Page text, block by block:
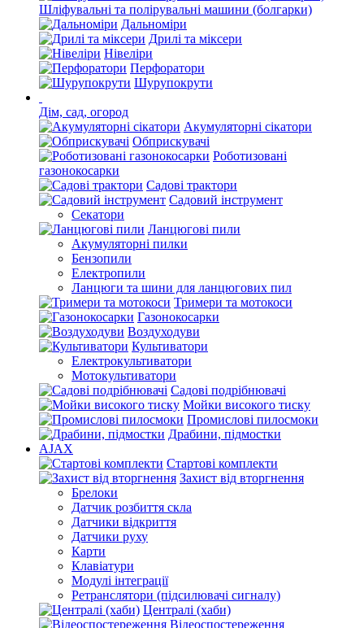
Шліфувальні та полірувальні машини (болгарки)
Дальноміри
Дрилі та міксери
Нівеліри
Перфоратори
Шурупокрути
Дім, сад, огород
Акумуляторні сікатори
Обприскувачі
Роботизовані
газонокосарки
Садові трактори
Садовий інструмент
Секатори
Ланцюгові пили
Акумуляторні пилки
Бензопили
Електропили
Ланцюги та шини для ланцюгових пил
Тримери та мотокоси
Газонокосарки
Воздуходуви
Культиватори
Електрокультиватори
Мотокультиватори
Садові подрібнювачі
Мойки високого тиску
Промислові пилосмоки
Драбини, підмостки
AJAX
Стартові комплекти
Захист від вторгнення
Брелоки
Датчик розбиття скла
Датчики відкриття
Датчики руху
Карти
Клавіатури
Модулі інтеграції
Ретранслятори (підсилювачі сигналу)
Централі (хаби)
Відеоспостереження